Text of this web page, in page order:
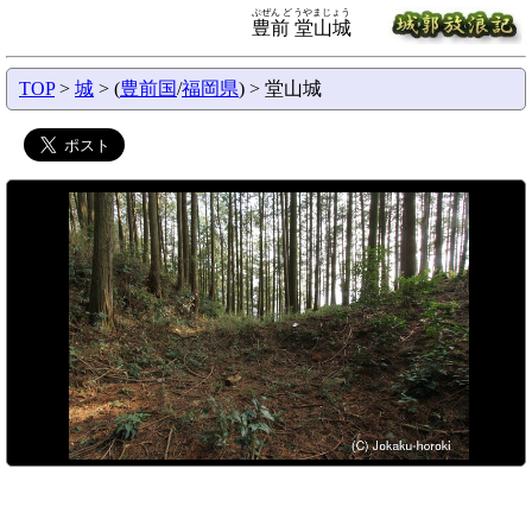
豊前 堂山城
ぶぜん どうやまじょう
TOP> 城 > (豊前国/福岡県) > 堂山城